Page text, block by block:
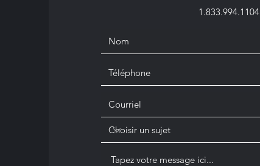
1.833.994.1104